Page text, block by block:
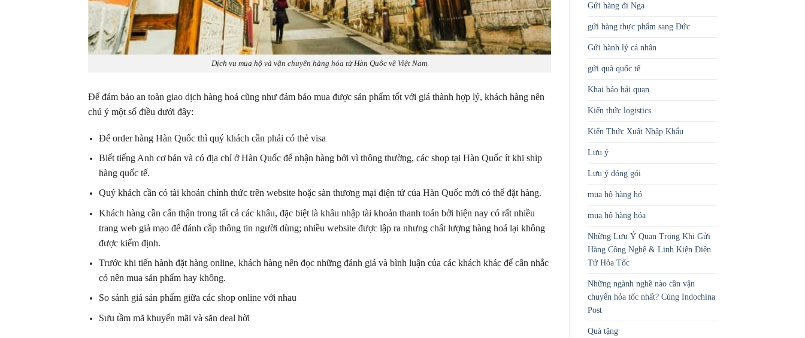
Dịch vụ mua hộ và vận chuyển hàng hóa từ Hàn Quốc về Việt Nam
Để đảm bảo an toàn giao dịch hàng hoá cũng như đảm bảo mua được sản phẩm tốt với giá thành hợp lý, khách hàng nên
chú ý một số điều dưới đây:
Để order hàng Hàn Quốc thì quý khách cần phải có thẻ visa
Biết tiếng Anh cơ bản và có địa chỉ ở Hàn Quốc để nhận hàng bởi vì thông thường, các shop tại Hàn Quốc ít khi ship
hàng quốc tế.
Quý khách cần có tài khoản chính thức trên website hoặc sàn thương mại điện tử của Hàn Quốc mới có thể đặt hàng.
Khách hàng cần cẩn thận trong tất cả các khâu, đặc biệt là khâu nhập tài khoản thanh toán bởi hiện nay có rất nhiều
trang web giả mạo để đánh cắp thông tin người dùng; nhiều website được lập ra nhưng chất lượng hàng hoá lại không
được kiểm định.
Trước khi tiến hành đặt hàng online, khách hàng nên đọc những đánh giá và bình luận của các khách khác để cân nhắc
có nên mua sản phẩm hay không.
So sánh giá sản phẩm giữa các shop online với nhau
Sưu tầm mã khuyến mãi và săn deal hời
Gửi hàng đi Nga
gửi hàng thực phẩm sang Đức
Gửi hành lý cá nhân
gửi quà quốc tế
Khai báo hải quan
Kiến thức logistics
Kiến Thức Xuất Nhập Khẩu
Lưu ý
Lưu ý đóng gói
mua hộ hàng hó
mua hộ hàng hóa
Những Lưu Ý Quan Trọng Khi Gửi
Hàng Công Nghệ & Linh Kiện Điện
Tử Hỏa Tốc
Những ngành nghề nào cần vận
chuyển hỏa tốc nhất? Cùng Indochina
Post
Quà tặng